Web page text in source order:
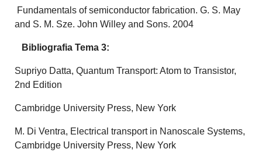
Fundamentals of semiconductor fabrication. G. S. May
and S. M. Sze. John Willey and Sons. 2004
Bibliografia Tema 3:
Supriyo Datta, Quantum Transport: Atom to Transistor,
2nd Edition
Cambridge University Press, New York
M. Di Ventra, Electrical transport in Nanoscale Systems,
Cambridge University Press, New York